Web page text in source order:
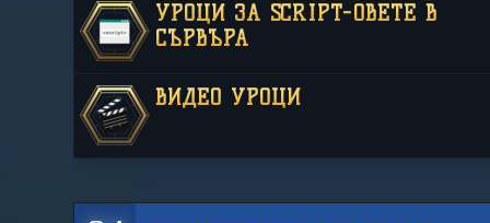
УРОЦИ ЗА SCRIPT-ОВЕТЕ В
СЪРВЪРА
ВИДЕО УРОЦИ